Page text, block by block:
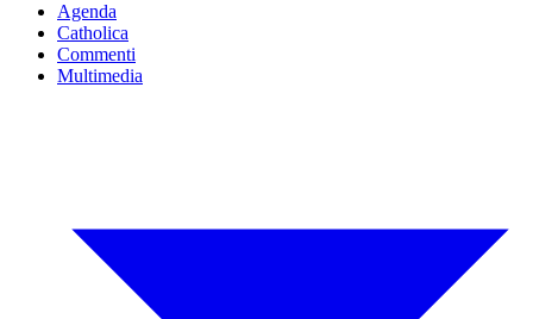
Agenda
Catholica
Commenti
Multimedia